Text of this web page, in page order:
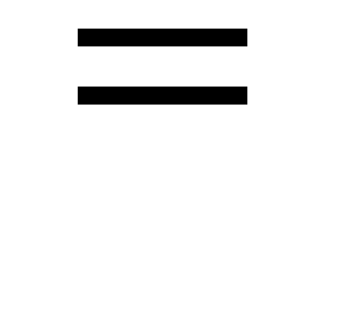
Канализационная труба и фитинги полипропилен (ПП)